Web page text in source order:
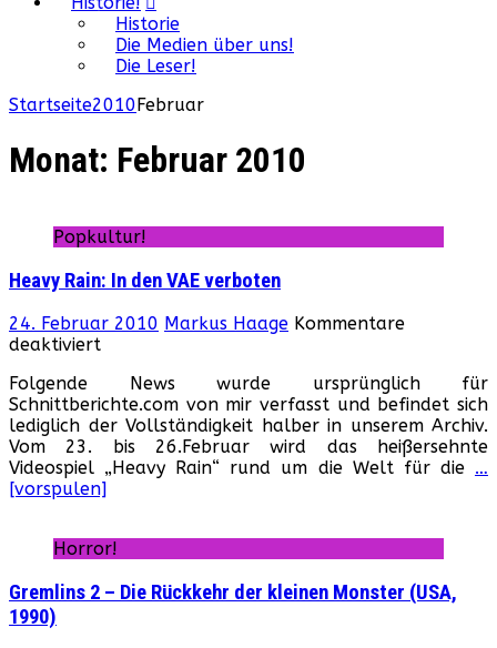
Historie
Die Medien über uns!
Die Leser!
Startseite2010Februar
Monat: Februar 2010
Popkultur!
Heavy Rain: In den VAE verboten
24. Februar 2010 Markus Haage Kommentare
deaktiviertfür
Rain:
In
den
VAE
verboten
Folgende News wurde ursprünglich für
Schnittberichte.com von mir verfasst und befindet sich
lediglich der Vollständigkeit halber in unserem Archiv.
Vom 23. bis 26.Februar wird das heißersehnte
Videospiel „Heavy Rain“ rund um die Welt für die …
[vorspulen]
Horror!
Gremlins 2 – Die Rückkehr der kleinen Monster (USA,
1990)